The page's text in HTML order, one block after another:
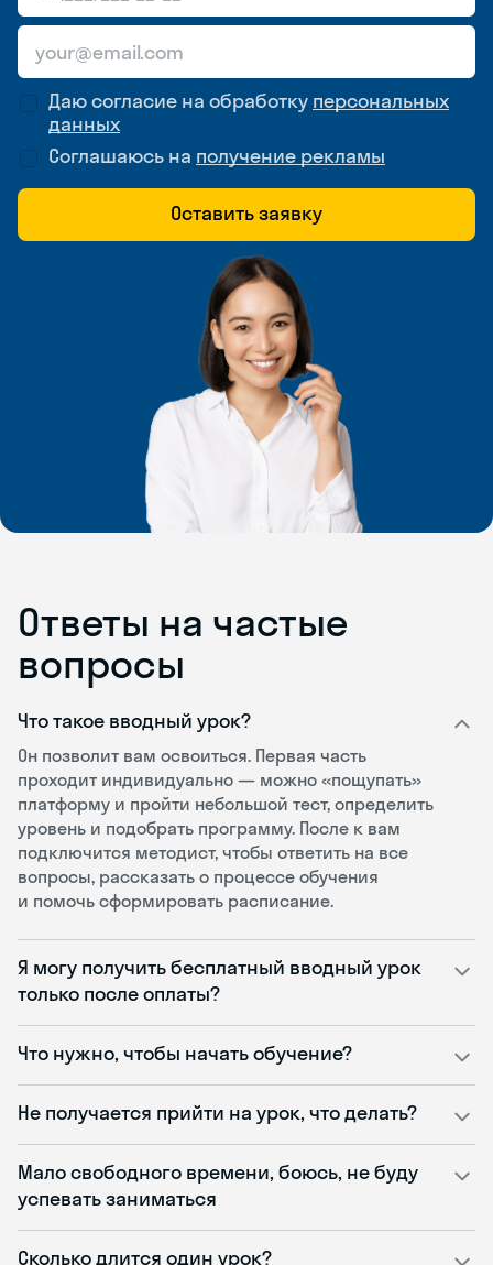
Даю согласие на обработку персональных
данных
Соглашаюсь на получение рекламы
Оставить заявку
Ответы на частые
вопросы
Что такое вводный урок?
Он позволит вам освоиться. Первая часть
проходит индивидуально — можно «пощупать»
платформу и пройти небольшой тест, определить
уровень и подобрать программу. После к вам
подключится методист, чтобы ответить на все
вопросы, рассказать о процессе обучения
и помочь сформировать расписание.
Я могу получить бесплатный вводный урок
только после оплаты?
Что нужно, чтобы начать обучение?
Не получается прийти на урок, что делать?
Мало свободного времени, боюсь, не буду
успевать заниматься
Сколько длится один урок?